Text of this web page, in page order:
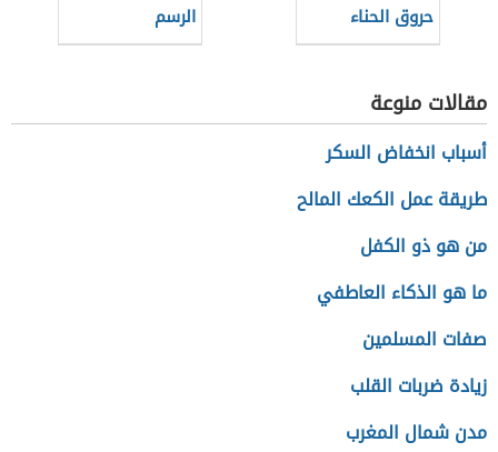
حروق الحناء
الرسم
مقالات منوعة
أسباب انخفاض السكر
طريقة عمل الكعك المالح
من هو ذو الكفل
ما هو الذكاء العاطفي
صفات المسلمين
زيادة ضربات القلب
مدن شمال المغرب